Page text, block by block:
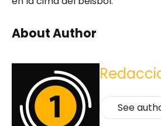
About Author
See